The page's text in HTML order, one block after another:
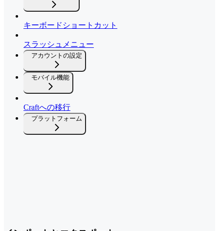
キーボードショートカット
スラッシュメニュー
アカウントの設定
モバイル機能
Craftへの移行
プラットフォーム